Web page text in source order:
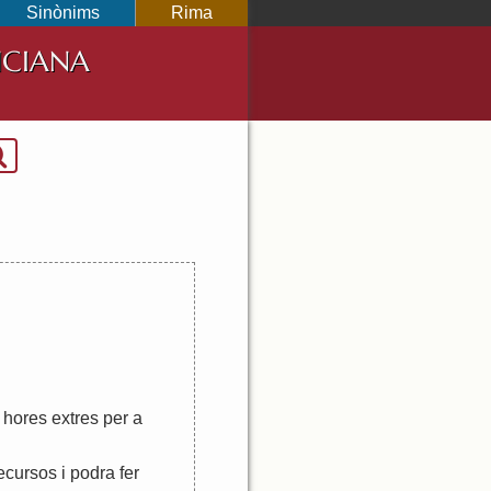
Sinònims Rima
hores extres per a
i podra fer